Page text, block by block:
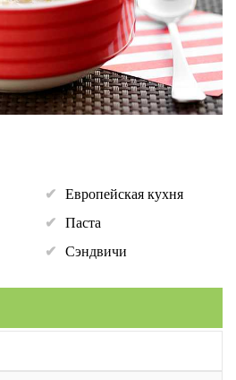
Европейская кухня
Паста
Сэндвичи